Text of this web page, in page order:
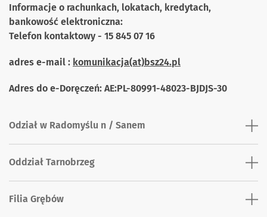
Informacje o rachunkach, lokatach, kredytach,
bankowość elektroniczna:
Telefon kontaktowy - 15 845 07 16
adres e-mail : komunikacja(at)bsz24.pl
Adres do e-Doręczeń: AE:PL-80991-48023-BJDJS-30
Odział w Radomyślu n / Sanem
Oddział Tarnobrzeg
Filia Grębów